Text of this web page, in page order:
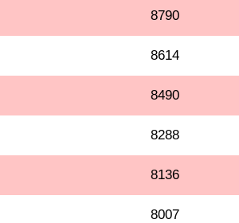
8790
8614
8490
8288
8136
8007